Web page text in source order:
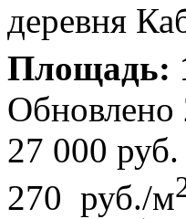
деревня
Площадь:
Обновлено
27 000 руб.
270 руб./м